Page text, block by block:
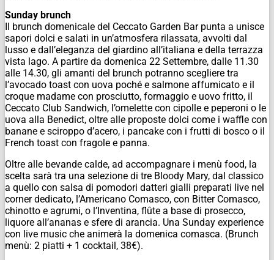
Sunday brunch
Il brunch domenicale del Ceccato Garden Bar punta a unisce
sapori dolci e salati in un’atmosfera rilassata, avvolti dal
lusso e dall’eleganza del giardino all’italiana e della terrazza
vista lago. A partire da domenica 22 Settembre, dalle 11.30
alle 14.30, gli amanti del brunch potranno scegliere tra
l’avocado toast con uova poché e salmone affumicato e il
croque madame con prosciutto, formaggio e uovo fritto, il
Ceccato Club Sandwich, l’omelette con cipolle e peperoni o le
uova alla Benedict, oltre alle proposte dolci come i waffle con
banane e sciroppo d’acero, i pancake con i frutti di bosco o il
French toast con fragole e panna.
Oltre alle bevande calde, ad accompagnare i menù food, la
scelta sarà tra una selezione di tre Bloody Mary, dal classico
a quello con salsa di pomodori datteri gialli preparati live nel
corner dedicato, l’Americano Comasco, con Bitter Comasco,
chinotto e agrumi, o l’Inventina, flûte a base di prosecco,
liquore all’ananas e sfere di arancia. Una Sunday experience
con live music che animerà la domenica comasca. (Brunch
menù: 2 piatti + 1 cocktail, 38€).